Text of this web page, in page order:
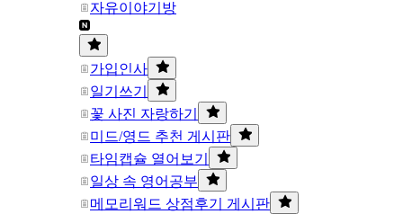
자유이야기방
가입인사
일기쓰기
꽃 사진 자랑하기
미드/영드 추천 게시판
타임캡슐 열어보기
일상 속 영어공부
메모리워드 상점후기 게시판